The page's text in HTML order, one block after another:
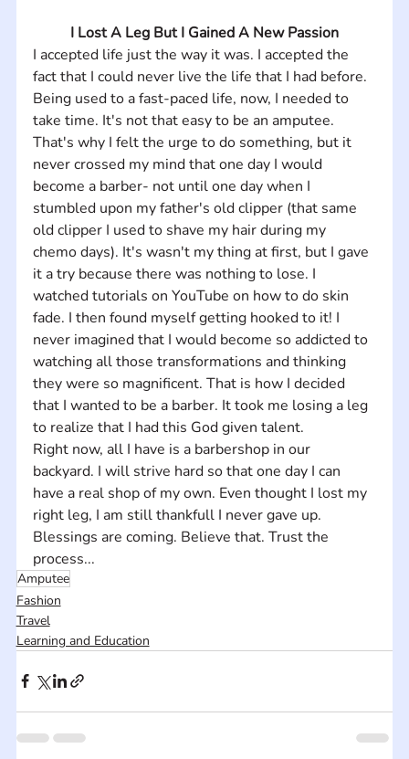
I Lost A Leg But I Gained A New Passion
I accepted life just the way it was. I accepted the
fact that I could never live the life that I had before.
Being used to a fast-paced life, now, I needed to
take time. It's not that easy to be an amputee.
That's why I felt the urge to do something, but it
never crossed my mind that one day I would
become a barber- not until one day when I
stumbled upon my father's old clipper (that same
old clipper I used to shave my hair during my
chemo days). It's wasn't my thing at first, but I gave
it a try because there was nothing to lose. I
watched tutorials on YouTube on how to do skin
fade. I then found myself getting hooked to it! I
never imagined that I would become so addicted to
watching all those transformations and thinking
they were so magnificent. That is how I decided
that I wanted to be a barber. It took me losing a leg
to realize that I had this God given talent.
Right now, all I have is a barbershop in our
backyard. I will strive hard so that one day I can
have a real shop of my own. Even thought I lost my
right leg, I am still thankfull I never gave up.
Blessings are coming. Believe that. Trust the
process...
Amputee
Fashion
Travel
Learning and Education